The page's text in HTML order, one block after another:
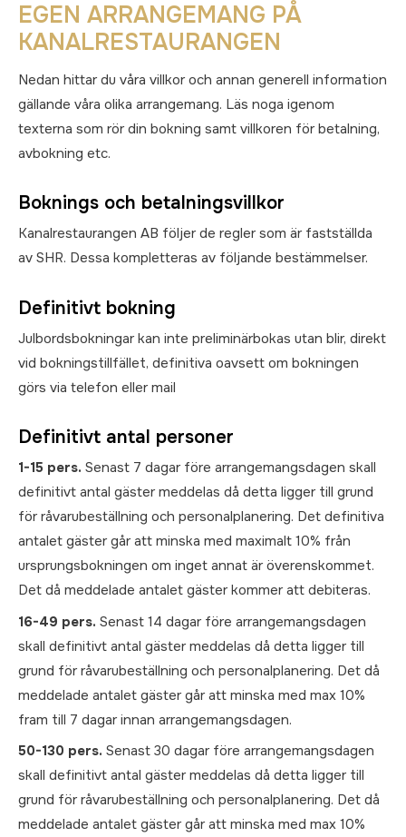
EGEN ARRANGEMANG PÅ
KANALRESTAURANGEN
Nedan hittar du våra villkor och annan generell information
gällande våra olika arrangemang. Läs noga igenom
texterna som rör din bokning samt villkoren för betalning,
avbokning etc.
Boknings och betalningsvillkor
Kanalrestaurangen AB följer de regler som är fastställda
av SHR. Dessa kompletteras av följande bestämmelser.
Definitivt bokning
Julbordsbokningar kan inte preliminärbokas utan blir, direkt
vid bokningstillfället, definitiva oavsett om bokningen
görs via telefon eller mail
Definitivt antal personer
1-15 pers. Senast 7 dagar före arrangemangsdagen skall
definitivt antal gäster meddelas då detta ligger till grund
för råvarubeställning och personalplanering. Det definitiva
antalet gäster går att minska med maximalt 10% från
ursprungsbokningen om inget annat är överenskommet.
Det då meddelade antalet gäster kommer att debiteras.
16-49 pers. Senast 14 dagar före arrangemangsdagen
skall definitivt antal gäster meddelas då detta ligger till
grund för råvarubeställning och personalplanering. Det då
meddelade antalet gäster går att minska med max 10%
fram till 7 dagar innan arrangemangsdagen.
50-130 pers. Senast 30 dagar före arrangemangsdagen
skall definitivt antal gäster meddelas då detta ligger till
grund för råvarubeställning och personalplanering. Det då
meddelade antalet gäster går att minska med max 10%